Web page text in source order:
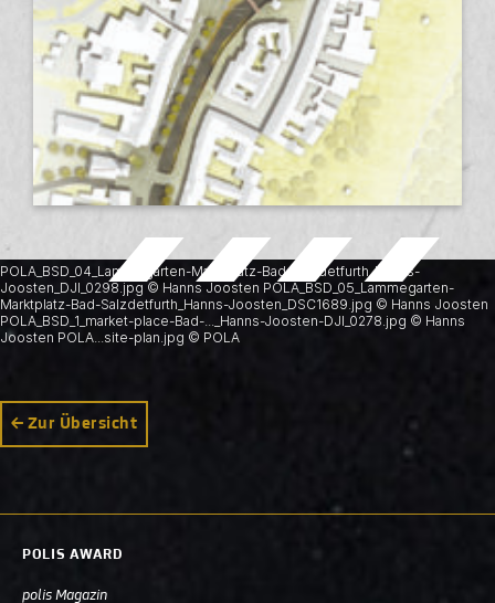
POLA_BSD_04_Lammegarten-Marktplatz-Bad-Salzdetfurth_Hanns-
Joosten_DJI_0298.jpg © Hanns Joosten POLA_BSD_05_Lammegarten-
Marktplatz-Bad-Salzdetfurth_Hanns-Joosten_DSC1689.jpg © Hanns Joosten
POLA_BSD_1_market-place-Bad-..._Hanns-Joosten-DJI_0278.jpg © Hanns
Joosten POLA...site-plan.jpg © POLA
Zur Übersicht
POLIS AWARD
polis Magazin